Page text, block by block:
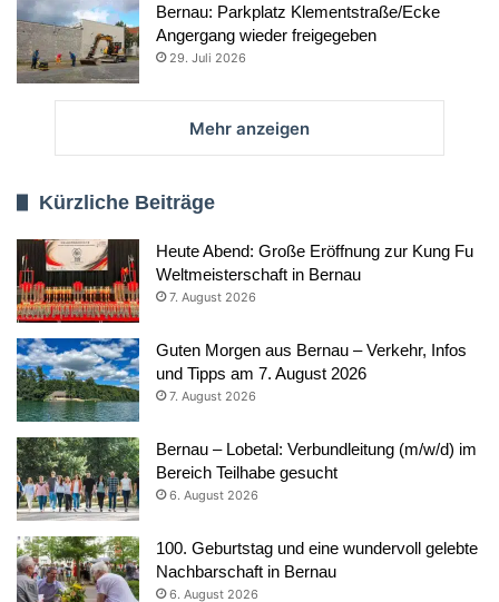
Bernau: Parkplatz Klementstraße/Ecke
Angergang wieder freigegeben
29. Juli 2026
Mehr anzeigen
Kürzliche Beiträge
Heute Abend: Große Eröffnung zur Kung Fu
Weltmeisterschaft in Bernau
7. August 2026
Guten Morgen aus Bernau – Verkehr, Infos
und Tipps am 7. August 2026
7. August 2026
Bernau – Lobetal: Verbundleitung (m/w/d) im
Bereich Teilhabe gesucht
6. August 2026
100. Geburtstag und eine wundervoll gelebte
Nachbarschaft in Bernau
6. August 2026